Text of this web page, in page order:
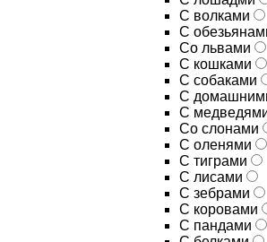
С волками
С
Со львами
С кошками
С собаками
С
С
Со слонами
С оленями
С тиграми
С лисами
С зебрами
С коровами
С пандами